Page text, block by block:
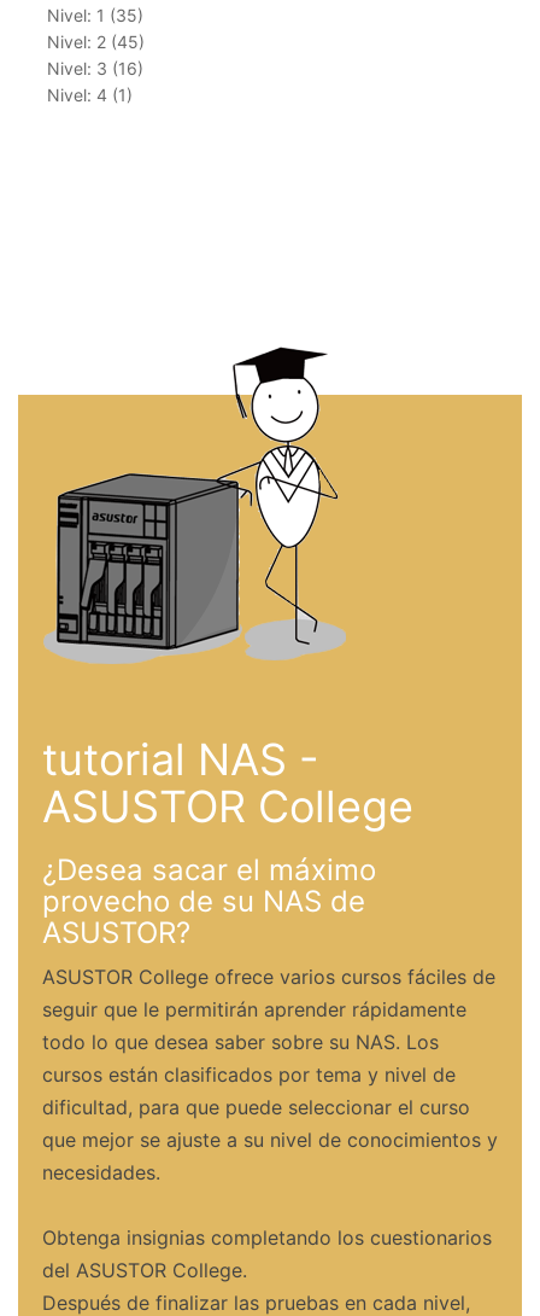
Nivel: 1 (35)
Nivel: 2 (45)
Nivel: 3 (16)
Nivel: 4 (1)
tutorial NAS -
ASUSTOR College
¿Desea sacar el máximo
provecho de su NAS de
ASUSTOR?
ASUSTOR College ofrece varios cursos fáciles de
seguir que le permitirán aprender rápidamente
todo lo que desea saber sobre su NAS. Los
cursos están clasificados por tema y nivel de
dificultad, para que puede seleccionar el curso
que mejor se ajuste a su nivel de conocimientos y
necesidades.
Obtenga insignias completando los cuestionarios
del ASUSTOR College.
Después de finalizar las pruebas en cada nivel,